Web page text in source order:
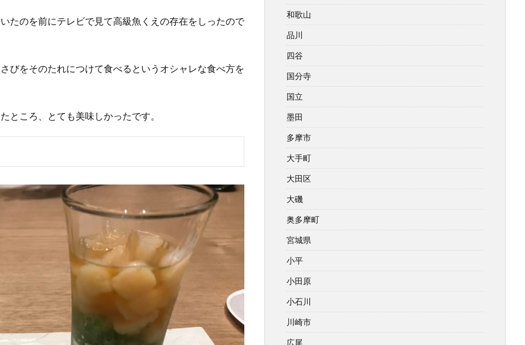
たのを前にテレビで見て高級魚くえの存在をしったので
びをそのたれにつけて食べるというオシャレな食べ方を
ところ、とても美味しかったです。
和歌山
品川
四谷
国分寺
国立
墨田
多摩市
大手町
大田区
大磯
奥多摩町
宮城県
小平
小田原
小石川
川崎市
広尾